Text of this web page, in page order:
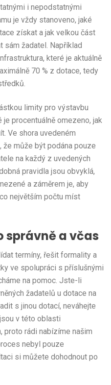
i nepodstatnými
je vždy stanoveno, jaké
získat a jak velkou část
sám žadatel. Například
které je aktuálně
70 % z dotace, tedy
limity pro výstavbu
procentuálně omezeno, jak
Ve shora uvedeném
že může být podána pouze
na každý z uvedených
pravidla jsou obvyklá,
a záměrem je, aby
největším počtu míst
správně a včas
termíny, řešit formality a
ve spolupráci s příslušnými
na pomoc. Jste-li
žadatelů u dotace na
s jinou dotací, neváhejte
v této oblasti
proto rádi nabízíme našim
nebyl pouze
si můžete dohodnout po